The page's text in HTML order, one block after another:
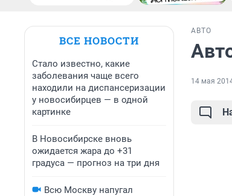
ВСЕ НОВОСТИ
Стало известно, какие
заболевания чаще всего
находили на диспансеризации
у новосибирцев — в одной
картинке
В Новосибирске вновь
ожидается жара до +31
градуса — прогноз на три дня
Всю Москву напугал
АВТО
14 мая